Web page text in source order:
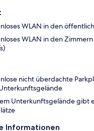
WLAN in den
WLAN in den
nicht überdachte
Unterkunftsgelände gibt
Informationen